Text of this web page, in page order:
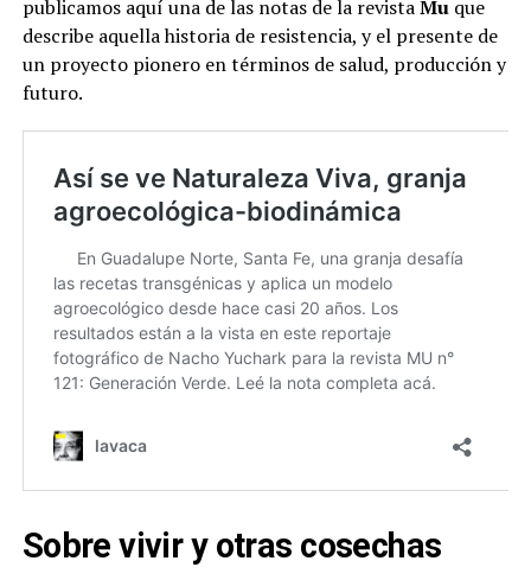
publicamos aquí una de las notas de la revistaMu que
describe aquella historia de resistencia, y el presente de
un proyecto pionero en términos de salud, producción y
futuro.
Sobre vivir y otras cosechas